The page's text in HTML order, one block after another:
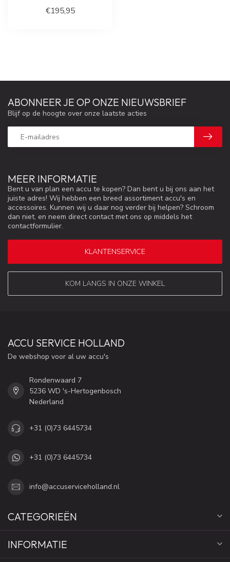
€195,95
MEER INFORMATIE
Bent u van plan een accu te kopen? Dan bent u bij ons aan het
juiste adres! Wij hebben een breed assortiment accu's en
accessoires. Kunnen wij u daar nog verder bij helpen? Schroom
dan niet, en neem direct contact met ons op middels het
contactformulier.
KLANTENSERVICE
KOM LANGS IN ONZE WINKEL
ABONNEER JE OP ONZE NIEUWSBRIEF
Blijf op de hoogte over onze laatste acties
ACCU SERVICE HOLLAND
De webshop voor al uw accu's
Rondenwaard 7
5236 WD 's-Hertogenbosch
Nederland
+31 (0)73 6445734
+31 (0)73 6445734
info@accuserviceholland.nl
CATEGORIEËN
INFORMATIE